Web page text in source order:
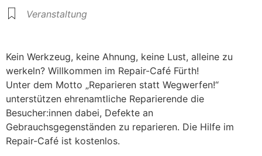
Veranstaltung
Kein Werkzeug, keine Ahnung, keine Lust, alleine zu
werkeln? Willkommen im Repair-Café Fürth!
Unter dem Motto „Reparieren statt Wegwerfen!“
unterstützen ehrenamtliche Reparierende die
Besucher:innen dabei, Defekte an
Gebrauchsgegenständen zu reparieren. Die Hilfe im
Repair-Café ist kostenlos.